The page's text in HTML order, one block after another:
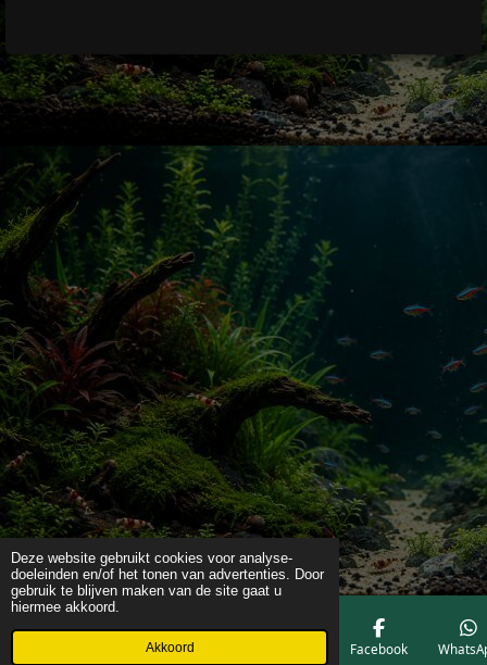
Deze website gebruikt cookies voor analyse-
doeleinden en/of het tonen van advertenties. Door
gebruik te blijven maken van de site gaat u
hiermee akkoord.
Akkoord
Telefoonnummer Facebook